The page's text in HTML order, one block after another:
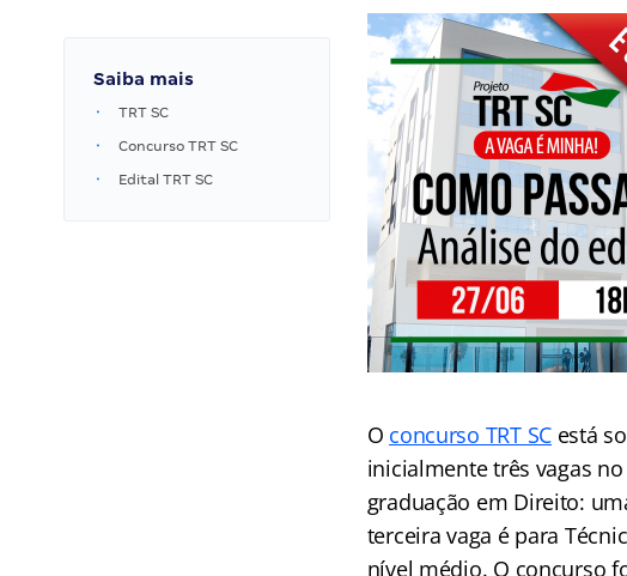
Saiba mais
TRT SC
Concurso TRT SC
Edital TRT SC
O concurso TRT SC está
inicialmente três vagas
graduação em Direito:
terceira vaga é para
nível médio. O concurso